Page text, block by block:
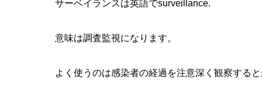
サーベイランスは英語でsurveillance.
意味は調査監視になります。
よく使うのは感染者の経過を注意深く観察すると